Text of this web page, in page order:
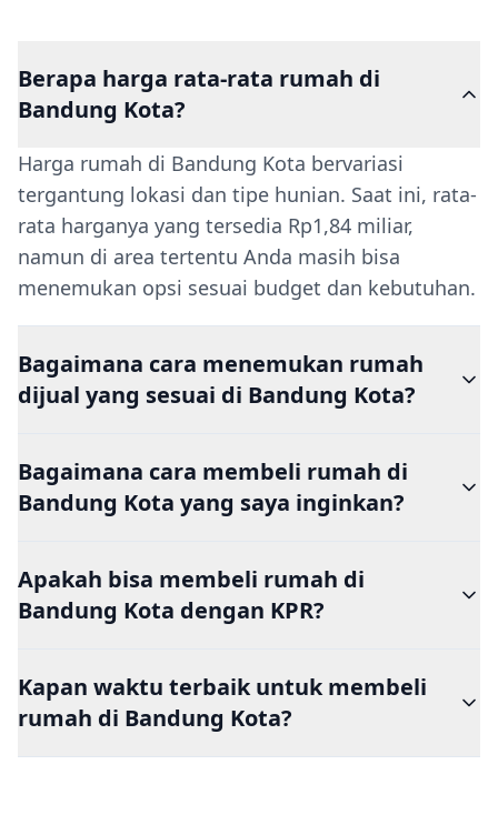
Berapa harga rata-rata rumah di
Bandung Kota?
Harga rumah di Bandung Kota bervariasi
tergantung lokasi dan tipe hunian. Saat ini, rata-
rata harganya yang tersedia Rp1,84 miliar,
namun di area tertentu Anda masih bisa
menemukan opsi sesuai budget dan kebutuhan.
Bagaimana cara menemukan rumah
dijual yang sesuai di Bandung Kota?
Bagaimana cara membeli rumah di
Bandung Kota yang saya inginkan?
Apakah bisa membeli rumah di
Bandung Kota dengan KPR?
Kapan waktu terbaik untuk membeli
rumah di Bandung Kota?